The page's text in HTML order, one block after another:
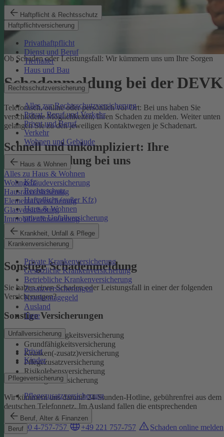
Haftpflicht & Rechtsschutz
Haftpflichtversicherung
Privathaftpflicht
Dienst und Beruf
Tierhalter
Haus und Bau
Rechtsschutzversicherung
Alles zur Rechtsschutzversicherung
Privat, Beruf und Verkehr
Privat und Beruf
Verkehr
Wohnen und Gebäude
Haus & Wohnen
Alles zu Haus & Wohnen
Wohngebäudeversicherung
Hausratversicherung
Elementarversicherung
Glasversicherung
Immobilienfinanzierung
Krankheit, Unfall & Pflege
Krankenversicherung
Private Krankenversicherung
Gesetzliche Krankenversicherung
Betriebliche Krankenversicherung
Zusatzversicherungen
Krankentagegeld
Ausland
Tiere
Unfallversicherung
Privat
Kinder
Pflegeversicherung
Pflegezusatzversicherung
Beruf, Alter & Finanzen
Beruf
Ob Schaden oder Leistungsfall: Wir kümmern uns um Ihre Sorgen
Schadenmeldung bei der DEVK
Telefonisch, online oder persönlich vor Ort: Bei uns haben Sie
verschiedene Möglichkeiten, Ihren Schaden zu melden. Weiter unten
gelangen Sie zu den jeweiligen Kontaktwegen je Schadenart.
Schnell und unkompliziert: Ihre
Schadenmeldung bei uns
Kfz
Rechtsschutz
Haftpflicht (außer Kfz)
Haus & Wohnen
private Unfallversicherung
Auslandskrankenschutz
Reiserücktritt
Reisegepäck
Sonstige Schadenmeldung
Sie haben einen Schaden oder Leistungsfall in einer der folgenden
Versicherungen?
Sonstige Versicherungen
Berufsunfähigkeitsversicherung
Grundfähigkeitsversicherung
Kranken(-zusatz)versicherung
Pflegezusatzversicherung
Risikolebensversicherung
Sterbegeldversicherung
Wir kümmern uns darum!24-Stunden-Hotline, gebührenfrei aus dem
deutschen Telefonnetz. Im Ausland fallen die entsprechenden
Landesgebühren an:
0800 4-757-757
+49 221 757-757 Schaden online melden